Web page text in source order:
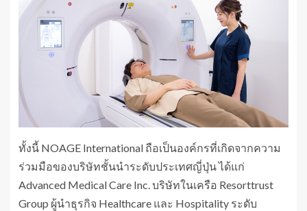
ทั้งนี้ NOAGE International ถือเป็นองค์กรที่เกิดจากความ
ร่วมมือของบริษัทชั้นนำระดับประเทศญี่ปุ่น ได้แก่
Advanced Medical Care Inc. บริษัทในเครือ Resorttrust
Group ผู้นำธุรกิจ Healthcare และ Hospitality ระดับ